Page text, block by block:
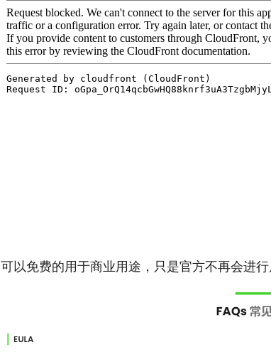
可以免费的用于商业用途，只是官方不再会进